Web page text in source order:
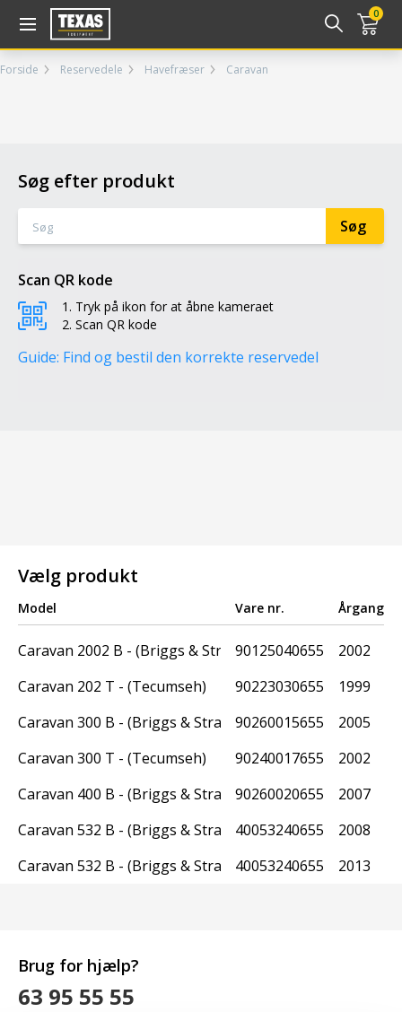
0
Forside Reservedele Havefræser Caravan
Søg efter produkt
Scan QR kode
Tryk på ikon for at åbne kameraet
Scan QR kode
Guide: Find og bestil den korrekte reservedel
Vælg produkt
Model
Caravan 2002 B - (Briggs & Stratton)
Caravan 202 T - (Tecumseh)
Caravan 300 B - (Briggs & Stratton)
Caravan 300 T - (Tecumseh)
Caravan 400 B - (Briggs & Stratton)
Caravan 532 B - (Briggs & Stratton)
Caravan 532 B - (Briggs & Stratton)
Vare nr.
90125040655
90223030655
90260015655
90240017655
90260020655
40053240655
40053240655
Årgang
2002
1999
2005
2002
2007
2008
2013
Brug for hjælp?
63 95 55 55